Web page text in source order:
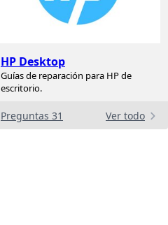
HP Desktop
Guías de reparación para HP de
escritorio.
Preguntas 31 Ver todo